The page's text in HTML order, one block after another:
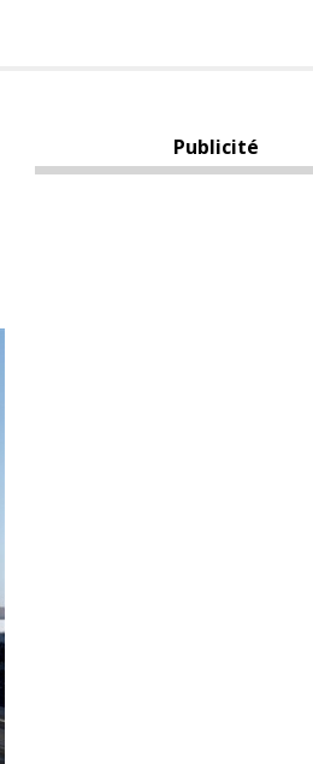
Publicité